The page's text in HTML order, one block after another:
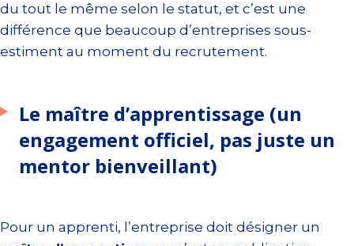
du tout le même selon le statut, et c’est une
différence que beaucoup d’entreprises sous-
estiment au moment du recrutement.
Le maître d’apprentissage (un
engagement officiel, pas juste un
mentor bienveillant)
Pour un apprenti, l’entreprise doit désigner un